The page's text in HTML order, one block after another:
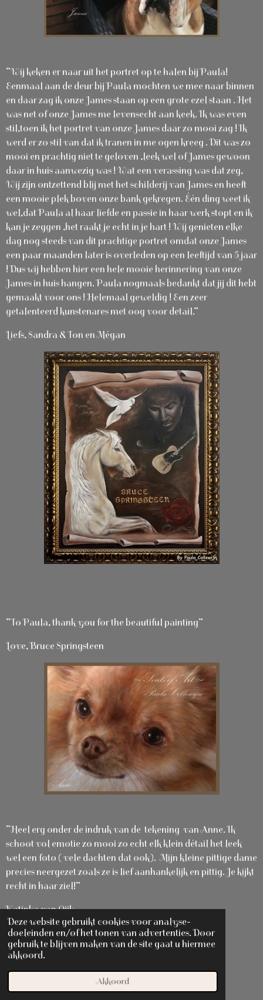
Deze website gebruikt cookies voor analyse-
doeleinden en/of het tonen van advertenties. Door
gebruik te blijven maken van de site gaat u hiermee
akkoord.
Akkoord
“Wij keken er naar uit het portret op te halen bij Paula!
Eenmaal aan de deur bij Paula mochten we mee naar binnen
en daar zag ik onze James staan op een grote ezel staan . Het
was net of onze James me levensecht aan keek. Ik was even
stil,toen ik het portret van onze James daar zo mooi zag ! Ik
werd er zo stil van dat ik tranen in me ogen kreeg . Dit was zo
mooi en prachtig niet te geloven ,leek wel of James gewoon
daar in huis aanwezig was ! Wat een verassing was dat zeg,
Wij zijn ontzettend blij met het schilderij van James en heeft
een mooie plek boven onze bank gekregen. Één ding weet ik
wel,dat Paula al haar liefde en passie in haar werk stopt en ik
kan je zeggen ,het raakt je echt in je hart ! Wij genieten elke
dag nog steeds van dit prachtige portret omdat onze James
een paar maanden later is overleden op een leeftijd van 5 jaar
! Dus wij hebben hier een hele mooie herinnering van onze
James in huis hangen. Paula nogmaals bedankt dat jij dit hebt
gemaakt voor ons ! Helemaal geweldig ! Een zeer
getalenteerd kunstenares met oog voor detail.”
Liefs, Sandra & Ton en Mégan
”To Paula, thank you for the beautiful painting”
Love, Bruce Springsteen
“Heel erg onder de indruk van de tekening van Anne. Ik
schoot vol emotie zo mooi zo echt elk klein détail het leek
wel een foto ( vele dachten dat ook). Mijn kleine pittige dame
precies neergezet zoals ze is lief aanhankelijk en pittig. Je kijkt
recht in haar ziel!”
Katinka van Ojik